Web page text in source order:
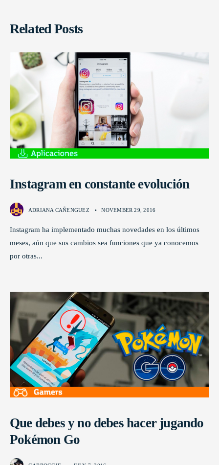
Related Posts
Instagram en constante evolución
ADRIANA CAÑENGUEZ • NOVEMBER 29, 2016
Instagram ha implementado muchas novedades en los últimos
meses, aún que sus cambios sea funciones que ya conocemos
por otras...
Que debes y no debes hacer jugando
Pokémon Go